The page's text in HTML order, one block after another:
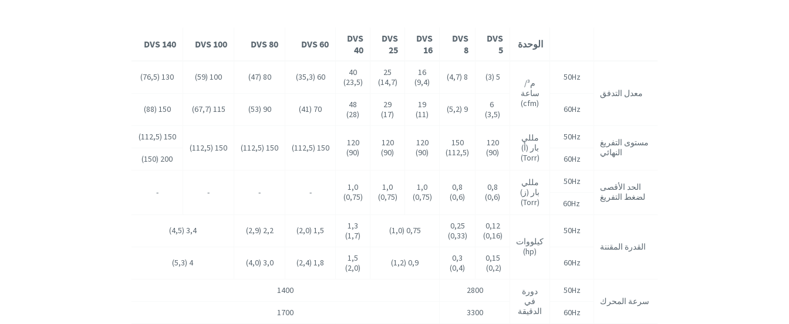
الوحدة
DVS
5
DVS
8
DVS
16
DVS
25
DVS
40
DVS 60
DVS 80
DVS 100
DVS 140
معدل التدفق
50Hz
م³/
ساعة
(cfm)
5 (3)
8 (4,7)
16
(9,4)
25
(14,7)
40
(23,5)
60 (35,3)
80 (47)
100 (59)
130 (76,5)
60Hz
6
(3,5)
9 (5,2)
19
(11)
29
(17)
48
(28)
70 (41)
90 (53)
115 (67,7)
150 (88)
مستوى التفريغ
النهائي
50Hz
مللي
بار (أ)
(Torr)
120
(90)
150
(112,5)
120
(90)
120
(90)
120
(90)
150 (112,5)
150 (112,5)
150 (112,5)
150 (112,5)
60Hz
200 (150)
الحد الأقصى
لضغط التفريغ
50Hz
مللي
بار (ز)
(Torr)
0,8
(0,6)
0,8
(0,6)
1,0
(0,75)
1,0
(0,75)
1,0
(0,75)
-
-
-
-
60Hz
القدرة المقننة
50Hz
كيلووات
(hp)
0,12
(0,16)
0,25
(0,33)
0,75 (1,0)
1,3
(1,7)
1,5 (2,0)
2,2 (2,9)
3,4 (4,5)
60Hz
0,15
(0,2)
0,3
(0,4)
0,9 (1,2)
1,5
(2,0)
1,8 (2,4)
3,0 (4,0)
4 (5,3)
سرعة المحرك
50Hz
دورة
في
الدقيقة
2800
1400
60Hz
3300
1700